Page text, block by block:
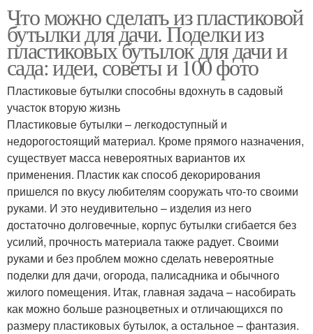
Что можно сделать из пластиковой
бутылки для дачи. Поделки из
пластиковых бутылок для дачи и
сада: идеи, советы и 100 фото
Пластиковые бутылки способны вдохнуть в садовый
участок вторую жизнь
Пластиковые бутылки – легкодоступный и
недорогостоящий материал. Кроме прямого назначения,
существует масса невероятных вариантов их
применения. Пластик как способ декорирования
пришелся по вкусу любителям сооружать что-то своими
руками. И это неудивительно – изделия из него
достаточно долговечные, корпус бутылки сгибается без
усилий, прочность материала также радует. Своими
руками и без проблем можно сделать невероятные
поделки для дачи, огорода, палисадника и обычного
жилого помещения. Итак, главная задача – насобирать
как можно больше разноцветных и отличающихся по
размеру пластиковых бутылок, а остальное – фантазия.